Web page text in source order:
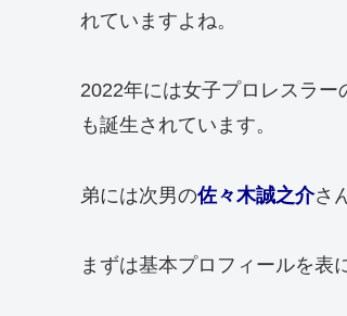
れていますよね。
2022年には女子プロレスラー
も誕生されています。
弟には次男の佐々木誠之介さ
まずは基本プロフィールを表